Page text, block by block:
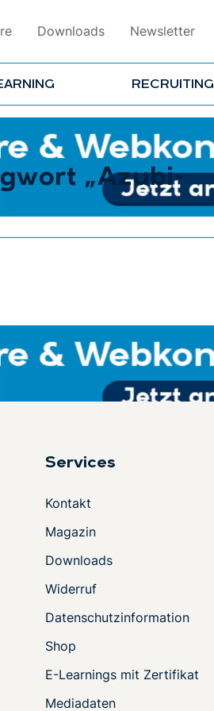
Downloads Newsletter
RECRUITING
„Azubi-
Services
Kontakt
Magazin
Downloads
Widerruf
Datenschutzinformation
Shop
E-Learnings mit Zertifikat
Mediadaten